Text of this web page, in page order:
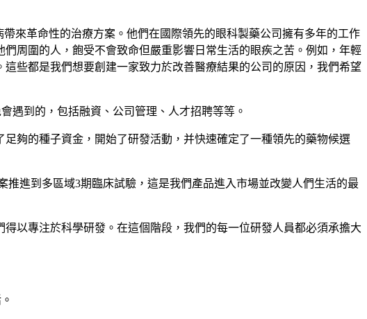
來革命性的治療方案。他們在國際領先的眼科製藥公司擁有多年的工作
周圍的人，飽受不會致命但嚴重影響日常生活的眼疾之苦。例如，年輕
些都是我們想要創建一家致力於改善醫療結果的公司的原因，我們希望
遇到的，包括融資、公司管理、人才招聘等等。
夠的種子資金，開始了研發活動，并快速確定了一種領先的藥物候選
進到多區域3期臨床試驗，這是我們產品進入市場並改變人們生活的最
以專注於科學研發。在這個階段，我們的每一位研發人員都必須承擔大